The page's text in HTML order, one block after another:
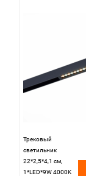
Трековый
светильник
22*2,5*4,1 см,
1*LED*9W 4000K